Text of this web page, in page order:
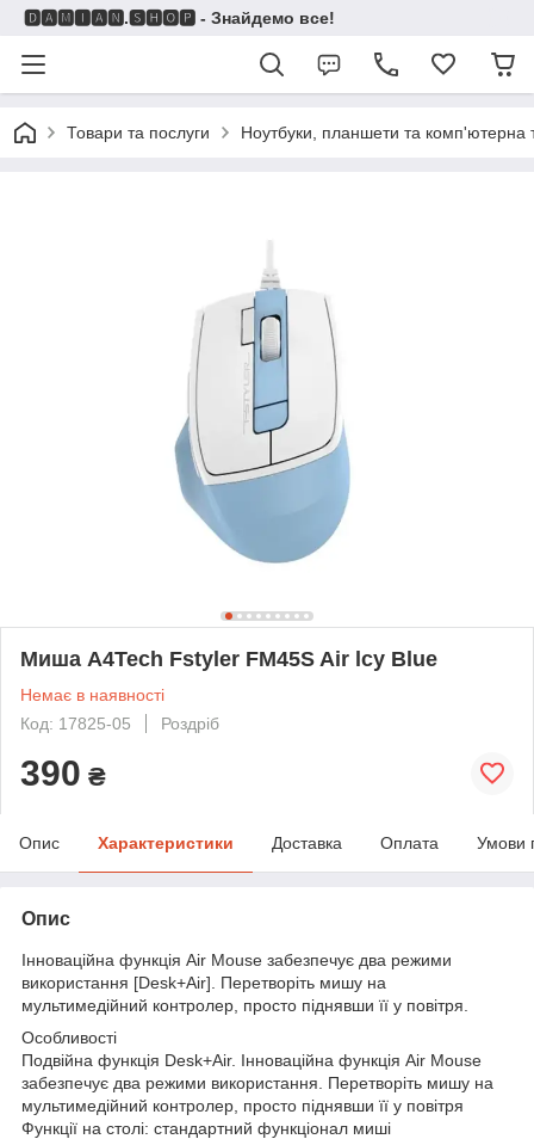
🅳🅰🅼🅸🅰🅽.🆂🅷🅾🅿 - Знайдемо все!
Товари та послуги Ноутбуки, планшети та комп'ютерна
Миша A4Tech Fstyler FM45S Air lcy Blue
Немає в наявності
Код: 17825-05
Роздріб
390 ₴
Опис Характеристики Доставка Оплата Умови
Опис
Інноваційна функція Air Mouse забезпечує два режими
використання [Desk+Air]. Перетворіть мишу на
мультимедійний контролер, просто піднявши її у повітря.
Особливості
Подвійна функція Desk+Air. Інноваційна функція Air Mouse
забезпечує два режими використання. Перетворіть мишу на
мультимедійний контролер, просто піднявши її у повітря
Функції на столі: стандартний функціонал миші